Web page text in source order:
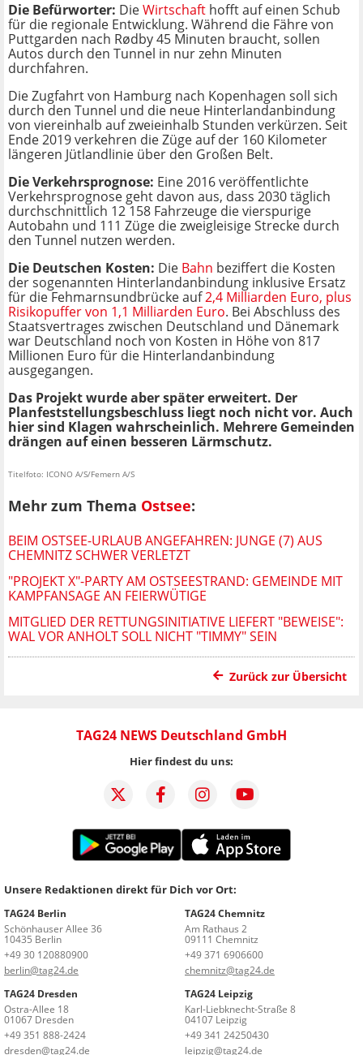
Die Befürworter: DieWirtschaft hofft auf einen Schub
für die regionale Entwicklung. Während die Fähre von
Puttgarden nach Rødby 45 Minuten braucht, sollen
Autos durch den Tunnel in nur zehn Minuten
durchfahren.
Die Zugfahrt von Hamburg nach Kopenhagen soll sich
durch den Tunnel und die neue Hinterlandanbindung
von viereinhalb auf zweieinhalb Stunden verkürzen. Seit
Ende 2019 verkehren die Züge auf der 160 Kilometer
längeren Jütlandlinie über den Großen Belt.
Die Verkehrsprognose: Eine 2016 veröffentlichte
Verkehrsprognose geht davon aus, dass 2030 täglich
durchschnittlich 12 158 Fahrzeuge die vierspurige
Autobahn und 111 Züge die zweigleisige Strecke durch
den Tunnel nutzen werden.
Die Deutschen Kosten: Die Bahn beziffert die Kosten
der sogenannten Hinterlandanbindung inklusive Ersatz
für die Fehmarnsundbrücke auf2,4 Milliarden Euro, plus
Risikopuffer von 1,1 Milliarden Euro. Bei Abschluss des
Staatsvertrages zwischen Deutschland und Dänemark
war Deutschland noch von Kosten in Höhe von 817
Millionen Euro für die Hinterlandanbindung
ausgegangen.
Das Projekt wurde aber später erweitert. Der
Planfeststellungsbeschluss liegt noch nicht vor. Auch
hier sind Klagen wahrscheinlich. Mehrere Gemeinden
drängen auf einen besseren Lärmschutz.
Titelfoto: ICONO A/S/Femern A/S
Mehr zum Thema Ostsee:
BEIM OSTSEE-URLAUB ANGEFAHREN: JUNGE (7) AUS
CHEMNITZ SCHWER VERLETZT
"PROJEKT X"-PARTY AM OSTSEESTRAND: GEMEINDE MIT
KAMPFANSAGE AN FEIERWÜTIGE
MITGLIED DER RETTUNGSINITIATIVE LIEFERT "BEWEISE":
WAL VOR ANHOLT SOLL NICHT "TIMMY" SEIN
Zurück zur Übersicht
TAG24 NEWS Deutschland GmbH
Hier findest du uns:
Unsere Redaktionen direkt für Dich vor Ort:
TAG24 Berlin
Schönhauser Allee 36
10435 Berlin
+49 30 120880900
berlin@tag24.de
TAG24 Chemnitz
Am Rathaus 2
09111 Chemnitz
+49 371 6906600
chemnitz@tag24.de
TAG24 Dresden
Ostra-Allee 18
01067 Dresden
+49 351 888-2424
dresden@tag24.de
TAG24 Leipzig
Karl-Liebknecht-Straße 8
04107 Leipzig
+49 341 24250430
leipzig@tag24.de